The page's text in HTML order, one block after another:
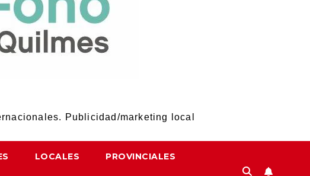
Publicidad/marketing local
LOCALES PROVINCIALES